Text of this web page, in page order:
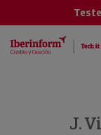
J.